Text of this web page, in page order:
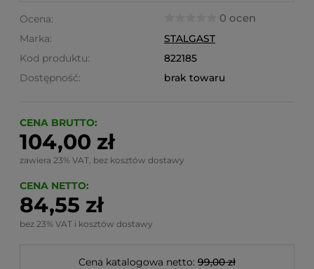
Ocena: 0 ocen
Marka:
STALGAST
Kod produktu:
822185
Dostępność:
brak towaru
CENA BRUTTO:
104,00 zł
zawiera 23% VAT, bez kosztów dostawy
CENA NETTO:
84,55 zł
bez 23% VAT i kosztów dostawy
Cena katalogowa netto: 99,00 zł